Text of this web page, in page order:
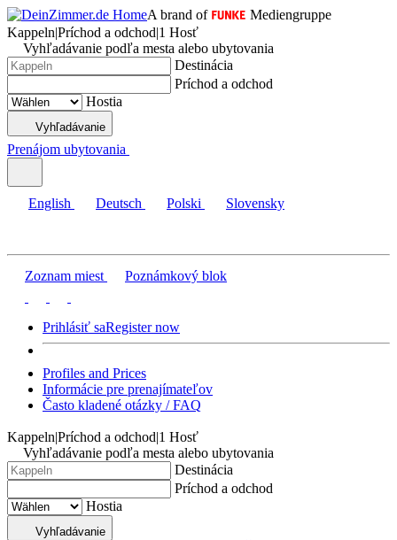
A brand of
Mediengruppe
Kappeln|Príchod a odchod|1 Hosť
Vyhľadávanie podľa mesta alebo ubytovania
Destinácia
Príchod a odchod
Hostia
Vyhľadávanie
Prenájom ubytovania
English Deutsch Polski Slovensky
Zoznam miest Poznámkový blok
Prihlásiť saRegister now
Profiles and Prices
Informácie pre prenajímateľov
Často kladené otázky / FAQ
Kappeln|Príchod a odchod|1 Hosť
Vyhľadávanie podľa mesta alebo ubytovania
Destinácia
Príchod a odchod
Hostia
Vyhľadávanie